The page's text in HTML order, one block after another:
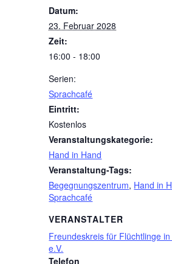
Datum:
23. Februar 2028
Zeit:
16:00 - 18:00
Serien:
Sprachcafé
Eintritt:
Kostenlos
Veranstaltungskategorie:
Hand in Hand
Veranstaltung-Tags:
Begegnungszentrum, Hand in
Sprachcafé
VERANSTALTER
Freundeskreis für Flüchtlinge
e.V.
Telefon